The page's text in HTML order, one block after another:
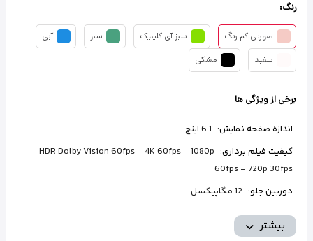
رنگ:
صورتی کم رنگ سبز آی کلینیک سبز
آبی
سفید
مشکی
برخی از ویژگی ها
اندازه صفحه نمایش: 6.1 اینچ
کیفیت فیلم برداری: HDR Dolby Vision 60fps - 4K 60fps - 1080p
60fps - 720p 30fps
دوربین جلو: 12 مگاپیکسل
ظرفیت: 128 گیگ
بیشتر